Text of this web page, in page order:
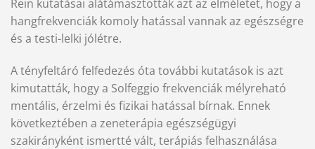
Rein kutatásai alátámasztották azt az elméletet, hogy a
hangfrekvenciák komoly hatással vannak az egészségre
és a testi-lelki jólétre.
Atényfeltáró felfedezés óta további kutatások is azt
kimutatták, hogy a Solfeggio frekvenciák mélyreható
mentális, érzelmi és fizikai hatással bírnak. Ennek
következtében a zeneterápia egészségügyi
szakirányként ismertté vált, terápiás felhasználása